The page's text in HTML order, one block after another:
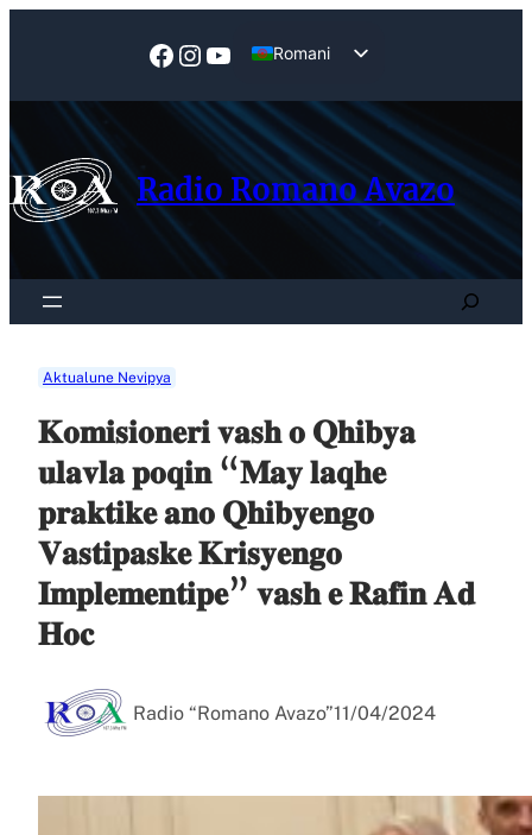
Facebook
Instagram
YouTube
Romani
Radio Romano Avazo
Search
Aktualune Nevipya
𝐊𝐨𝐦𝐢𝐬𝐢𝐨𝐧𝐞𝐫𝐢 𝐯𝐚𝐬𝐡 𝐨 𝐐𝐡𝐢𝐛𝐲𝐚
𝐮𝐥𝐚𝐯𝐥𝐚 𝐩𝐨𝐪𝐢𝐧 “𝐌𝐚𝐲 𝐥𝐚𝐪𝐡𝐞
𝐩𝐫𝐚𝐤𝐭𝐢𝐤𝐞 𝐚𝐧𝐨 𝐐𝐡𝐢𝐛𝐲𝐞𝐧𝐠𝐨
𝐕𝐚𝐬𝐭𝐢𝐩𝐚𝐬𝐤𝐞 𝐊𝐫𝐢𝐬𝐲𝐞𝐧𝐠𝐨
𝐈𝐦𝐩𝐥𝐞𝐦𝐞𝐧𝐭𝐢𝐩𝐞” 𝐯𝐚𝐬𝐡 𝐞 𝐑𝐚𝐟𝐢𝐧 𝐀𝐝
𝐇𝐨𝐜
Radio “Romano Avazo”11/04/2024